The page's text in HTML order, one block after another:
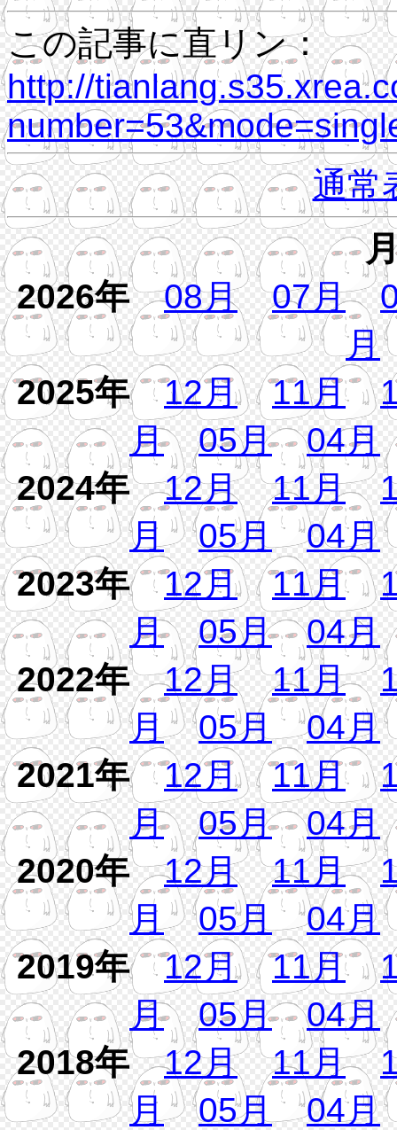
この記事に直リン：
http://
通常
2026年08月 07月
月
2025年12月 11月
月
05月
04月
2024年12月 11月
月
05月
04月
2023年12月 11月
月
05月
04月
2022年12月 11月
月
05月
04月
2021年12月 11月
月
05月
04月
2020年12月 11月
月
05月
04月
2019年12月 11月
月
05月
04月
2018年12月 11月
月
05月
04月